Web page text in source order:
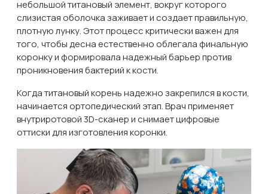
небольшой титановый элемент, вокруг которого
слизистая оболочка заживает и создает правильную,
плотную лунку. Этот процесс критически важен для
того, чтобы десна естественно облегала финальную
коронку и формировала надежный барьер против
проникновения бактерий к кости.
Когда титановый корень надежно закрепился в кости,
начинается ортопедический этап. Врач применяет
внутриротовой 3D-сканер и снимает цифровые
оттиски для изготовления коронки.